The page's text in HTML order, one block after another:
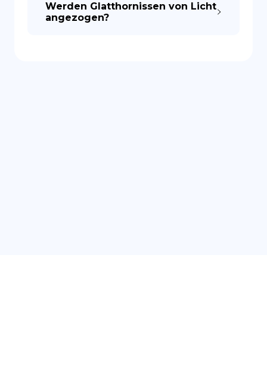
Werden Glatthornissen von Licht
angezogen?